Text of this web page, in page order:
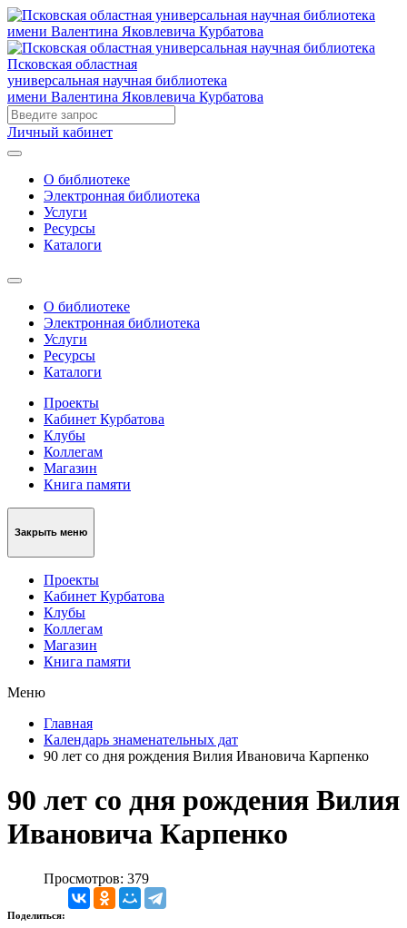
Псковская областная
универсальная научная библиотека
имени Валентина Яковлевича Курбатова
Личный кабинет
О библиотеке
Электронная библиотека
Услуги
Ресурсы
Каталоги
О библиотеке
Электронная библиотека
Услуги
Ресурсы
Каталоги
Проекты
Кабинет Курбатова
Клубы
Коллегам
Магазин
Книга памяти
Закрыть меню
Проекты
Кабинет Курбатова
Клубы
Коллегам
Магазин
Книга памяти
Меню
Главная
Календарь знаменательных дат
90 лет со дня рождения Вилия Ивановича Карпенко
90 лет со дня рождения Вилия
Ивановича Карпенко
Просмотров: 379
Поделиться: